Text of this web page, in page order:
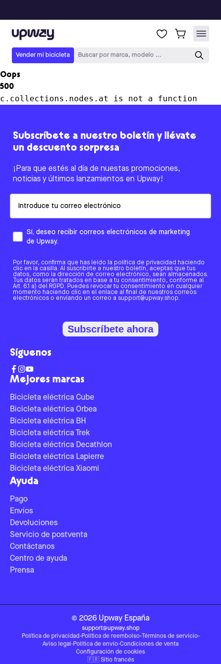
Upway
Vender mi bicicleta Buscar por marca, modelo ...
Oops
500
c.collections.nodes.at is not a function
Mejores marcas
Bicicleta eléctrica Cube
Bicicleta eléctrica Orbea
Bicicleta eléctrica BH
Bicicleta eléctrica Trek
Bicicleta eléctrica Decathlon
Bicicleta eléctrica Lapierre
Bicicleta eléctrica Xiaomi
Ayuda
Pago
Envíos
Devoluciones
Servicio de postventa
Contáctanos
Centro de ayuda
Prensa
Subscríbete a nuestro boletín y llévate
un descuento sorpresa
¡Para que estés al día de nuestas promociones,
noticias y últimos lanzamientos en Upway!
Sí, deseo recibir correos electrónicos de marketing
de Upway.
Por favor, confirma que has leído la política de privacidad haciendo
clic en la casilla. Al suscribirte a nuestro boletín, aceptas que tus
datos, como la dirección de correo electrónico, sean almacenados.
Tus datos serán tratados en base a tu consentimiento, conforme al
Art. 6.1 a) del RGPD. Puedes revocar tu consentimiento en cualquier
momento haciendo clic en el enlace al final de nuestros correos
electrónicos o enviando un correo a support@upway.shop.
Subscríbete ahora
Síguenos
© 2026 Upway España
support@upway.shop
Política de privacidad-Política de reembolso-Términos de servicio-
Aviso legal -Política de envío-Condiciones de venta
Configuración de cookies
🇫🇷 Sitio francés